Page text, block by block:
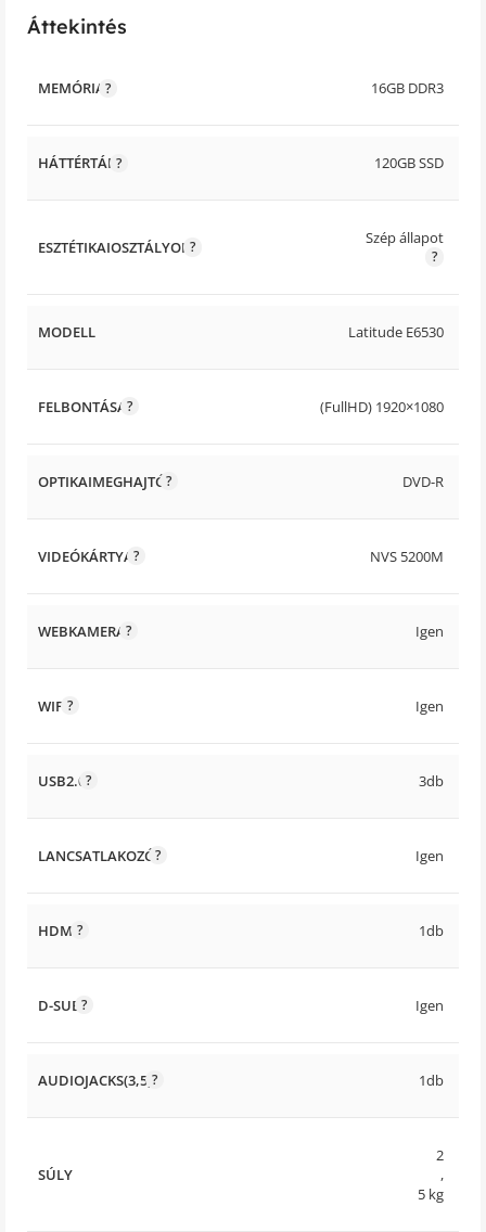
Áttekintés
MEMÓRIA 16GB DDR3
HÁTTÉRTÁR 120GB SSD
ESZTÉTIKAIOSZTÁLYOK Szép állapot
MODELL Latitude E6530
FELBONTÁSA (FullHD) 1920×1080
OPTIKAIMEGHAJTÓ DVD-R
VIDEÓKÁRTYA NVS 5200M
WEBKAMERA Igen
WIFI Igen
USB2.0 3db
LANCSATLAKOZÓ Igen
HDMI 1db
D-SUB Igen
AUDIOJACKS(3,5) 1db
SÚLY
2
,
5 kg